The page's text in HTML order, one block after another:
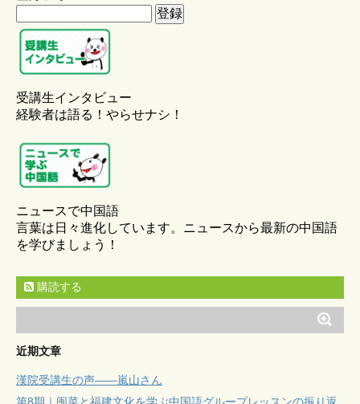
受講生インタビュー
経験者は語る！やらせナシ！
ニュースで中国語
言葉は日々進化しています。ニュースから最新の中国語
を学びましょう！
購読する
近期文章
漢院受講生の声——嵐山さん